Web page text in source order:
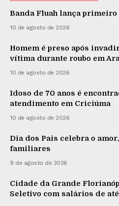
Banda Fluah lança primeiro
10 de agosto de 2026
Homem é preso após
vítima durante roubo em
10 de agosto de 2026
Idoso de 70 anos é
atendimento em Criciúma
10 de agosto de 2026
Dia dos Pais celebra o
familiares
9 de agosto de 2026
Cidade da Grande
Seletivo com salários de